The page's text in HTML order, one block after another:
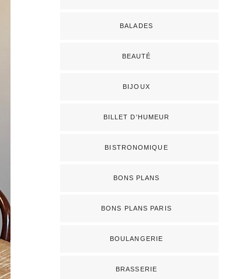
BALADES
BEAUTÉ
BIJOUX
BILLET D'HUMEUR
BISTRONOMIQUE
BONS PLANS
BONS PLANS PARIS
BOULANGERIE
BRASSERIE